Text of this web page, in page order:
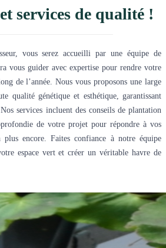
services de qualité !
vous serez accueilli par une équipe de
vous guider avec expertise pour rendre votre
de l’année. Nous vous proposons une large
qualité génétique et esthétique, garantissant
services incluent des conseils de plantation
de votre projet pour répondre à vos
plus encore. Faites confiance à notre équipe
espace vert et créer un véritable havre de